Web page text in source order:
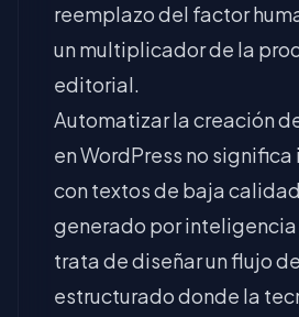
reemplazo del factor
un multiplicador de la
editorial.
Automatizar la creación
en WordPress no significa
con textos de baja
generado por
trata de diseñar un flujo
estructurado donde la